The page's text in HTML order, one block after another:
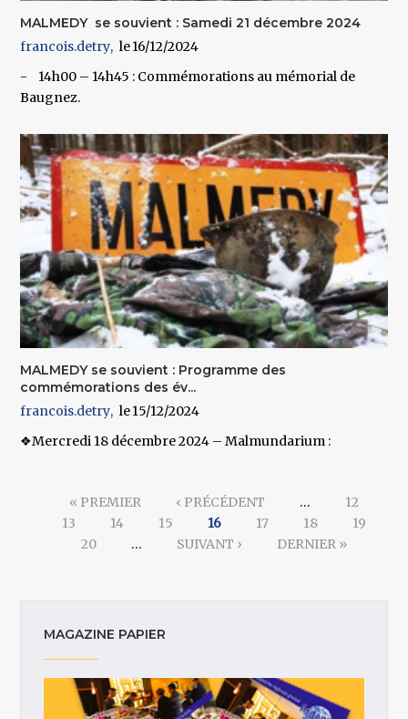
MALMEDY se souvient : Samedi 21 décembre 2024
francois.detry
16/12/2024
- 14h00 – 14h45 : Commémorations au mémorial de
Baugnez.
MALMEDY se souvient : Programme des
commémorations des év...
francois.detry
15/12/2024
❖Mercredi 18 décembre 2024 – Malmundarium :
« PREMIER ‹ PRÉCÉDENT …
12
13
14 15 16 17 18
19
20
… SUIVANT › DERNIER »
MAGAZINE PAPIER